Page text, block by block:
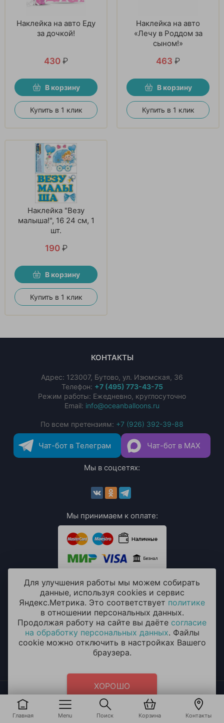
Главная Menu Поиск Корзина Контакты
Наклейка на авто Еду
за дочкой!
430 ₽
В корзину
Купить в 1 клик
Наклейка на авто
«Лечу в Роддом за
сыном!»
463 ₽
В корзину
Купить в 1 клик
Наклейка "Везу
малыша!", 16 24 см, 1
шт.
190 ₽
В корзину
Купить в 1 клик
КОНТАКТЫ
Адрес: 123007, Бутово, ул. Изюмская, 36
Телефон: +7 (495) 773-43-75
Режим работы: Ежедневно, круглосуточно
Email: info@oceanballoons.ru
По всем претензиям: +7 (926) 392-39-88
Чат-бот в Телеграм Чат-бот в MAX
Мы в соцсетях:
Мы принимаем к оплате:
ИП Мхитарян Эмиля Ариковна
ИНН: 771385063807
ОГРН / ОГРНИП: 319508100076230
2014 - 2026 © «ОКЕАН ШАРОВ» Воздушные шары с
круглосуточной доставкой в Бутово
Политика конфиденциальности
согласие на обработку
персональных данных
Для улучшения работы мы можем собирать
данные, используя cookies и сервис
Яндекс.Метрика. Это соответствует политике
в отношении персональных данных.
Продолжая работу на сайте вы даёте согласие
на обработку персональных данных. Файлы
cookie можно отключить в настройках Вашего
браузера.
ХОРОШО